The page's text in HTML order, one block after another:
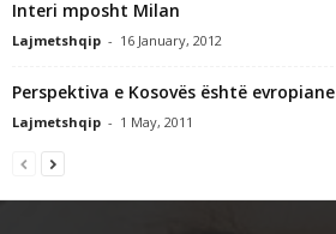
Interi mposht Milan
Lajmetshqip - 16 January, 2012
Perspektiva e Kosovës është evropiane
Lajmetshqip - 1 May, 2011